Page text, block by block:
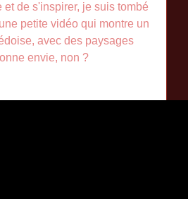
et de s'inspirer, je suis tombé
petite vidéo qui montre un
avec des paysages
envie, non ?